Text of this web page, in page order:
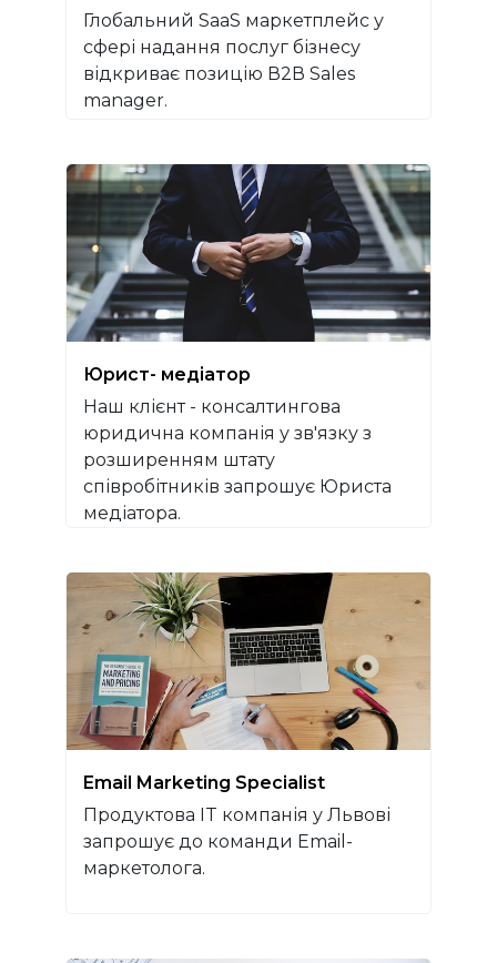
Глобальний SaaS маркетплейс у
сфері надання послуг бізнесу
відкриває позицію В2В Sales
manager.
Юрист- медіатор
Наш клієнт - консалтингова
юридична компанія у зв'язку з
розширенням штату
співробітників запрошує Юриста
медіатора.
Email Marketing Specialist
Продуктова IT компанія у Львові
запрошує до команди Email-
маркетолога.